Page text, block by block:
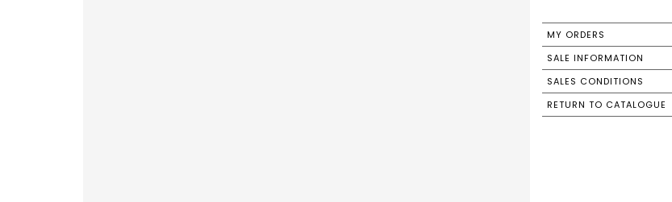
MY ORDERS
SALE INFORMATION
SALES CONDITIONS
RETURN TO CATALOGUE